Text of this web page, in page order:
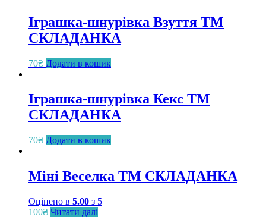
Іграшка-шнурівка Взуття ТМ
СКЛАДАНКА
70₴ Додати в кошик
Іграшка-шнурівка Кекс ТМ
СКЛАДАНКА
70₴ Додати в кошик
Міні Веселка ТМ СКЛАДАНКА
Оцінено в 5.00 з 5
100₴ Читати далі